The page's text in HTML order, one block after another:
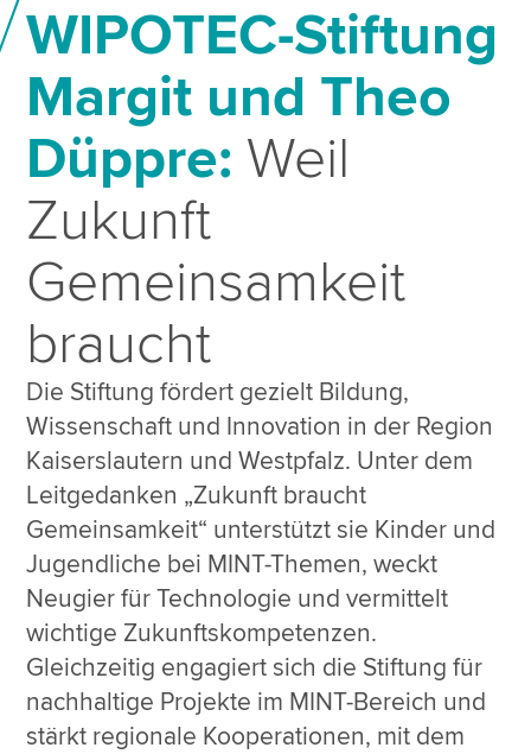
WIPOTEC-Stiftung
Margit und Theo
Düppre: Weil
Zukunft
Gemeinsamkeit
braucht
Die Stiftung fördert gezielt Bildung,
Wissenschaft und Innovation in der Region
Kaiserslautern und Westpfalz. Unter dem
Leitgedanken „Zukunft braucht
Gemeinsamkeit“ unterstützt sie Kinder und
Jugendliche bei MINT-Themen, weckt
Neugier für Technologie und vermittelt
wichtige Zukunftskompetenzen.
Gleichzeitig engagiert sich die Stiftung für
nachhaltige Projekte im MINT-Bereich und
stärkt regionale Kooperationen, mit dem